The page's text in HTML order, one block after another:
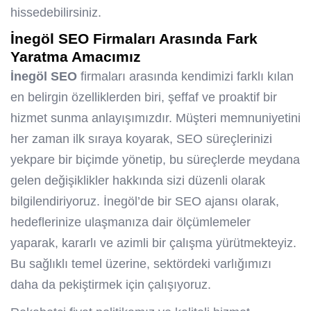
hissedebilirsiniz.
İnegöl SEO Firmaları Arasında Fark
Yaratma Amacımız
İnegöl SEO firmaları arasında kendimizi farklı kılan
en belirgin özelliklerden biri, şeffaf ve proaktif bir
hizmet sunma anlayışımızdır. Müşteri memnuniyetini
her zaman ilk sıraya koyarak, SEO süreçlerinizi
yekpare bir biçimde yönetip, bu süreçlerde meydana
gelen değişiklikler hakkında sizi düzenli olarak
bilgilendiriyoruz. İnegöl’de bir SEO ajansı olarak,
hedeflerinize ulaşmanıza dair ölçümlemeler
yaparak, kararlı ve azimli bir çalışma yürütmekteyiz.
Bu sağlıklı temel üzerine, sektördeki varlığımızı
daha da pekiştirmek için çalışıyoruz.